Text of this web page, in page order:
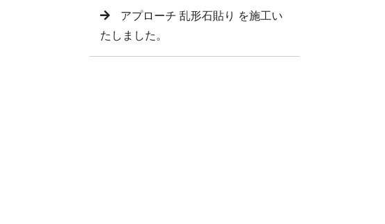
アプローチ 乱形石貼り を施工い
たしました。